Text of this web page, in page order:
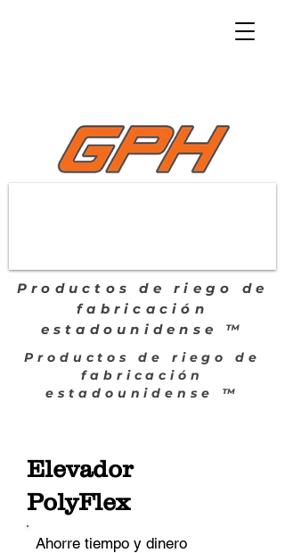
Productos de riego de
fabricación
estadounidense ™
Productos de riego de
fabricación
estadounidense ™
Elevador
PolyFlex
Ahorre tiempo y dinero